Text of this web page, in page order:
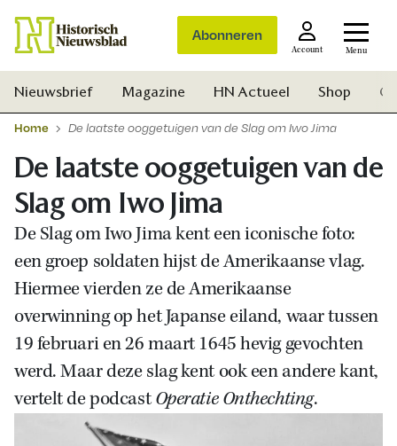
Abonneren
Account Menu
Zoek
Nieuwsbrief Magazine HN Actueel Shop
Home De laatste ooggetuigen van de Slag om Iwo Jima
De laatste ooggetuigen van de
Slag om Iwo Jima
De Slag om Iwo Jima kent een iconische foto:
een groep soldaten hijst de Amerikaanse vlag.
Hiermee vierden ze de Amerikaanse
overwinning op het Japanse eiland, waar tussen
19 februari en 26 maart 1645 hevig gevochten
werd. Maar deze slag kent ook een andere kant,
vertelt de podcastOperatie Onthechting.